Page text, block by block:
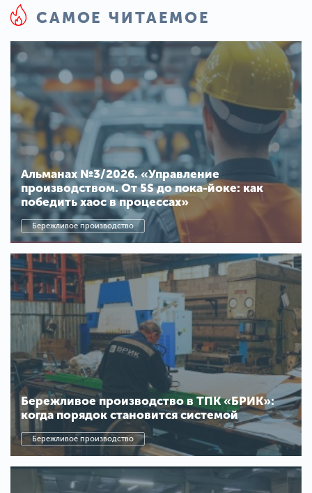
САМОЕ ЧИТАЕМОЕ
Альманах №3/2026. «Управление
производством. От 5S до пока-йоке: как
победить хаос в процессах»
Бережливое производство
Бережливое производство в ТПК «БРИК»:
когда порядок становится системой
Бережливое производство